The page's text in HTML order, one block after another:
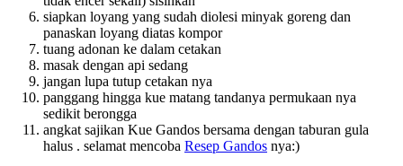
siapkan loyang yang sudah diolesi minyak goreng dan
panaskan loyang diatas kompor
tuang adonan ke dalam cetakan
masak dengan api sedang
jangan lupa tutup cetakan nya
panggang hingga kue matang tandanya permukaan nya
sedikit berongga
angkat sajikan Kue Gandos bersama dengan taburan gula
halus . selamat mencoba Resep Gandos nya:)